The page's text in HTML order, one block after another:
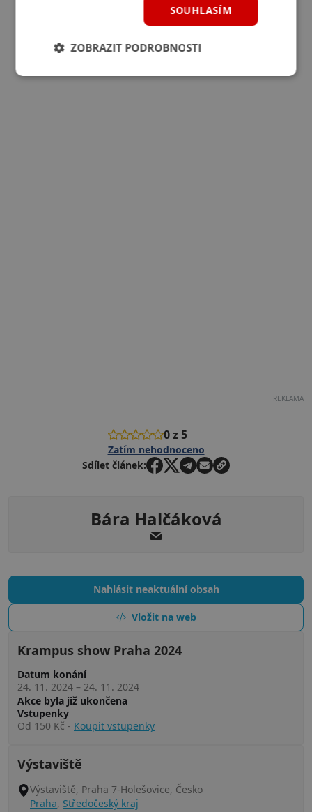
REKLAMA
0 z 5
Zatím nehodnoceno
Sdílet článek:
Bára Halčáková
Nahlásit neaktuální obsah
Vložit na web
Krampus show Praha 2024
Datum konání
24. 11. 2024 – 24. 11. 2024
Akce byla již ukončena
Vstupenky
Od 150 Kč - Koupit vstupenky
Výstaviště
Výstaviště, Praha 7-Holešovice, Česko
Praha, Středočeský kraj
SOUHLASÍM
ZOBRAZIT PODROBNOSTI